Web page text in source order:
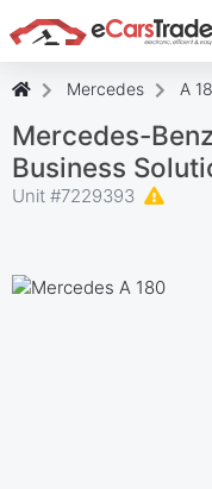
Instala la
añádela a tu
Mercedes A
Mercedes-
Business
Unit #7229393